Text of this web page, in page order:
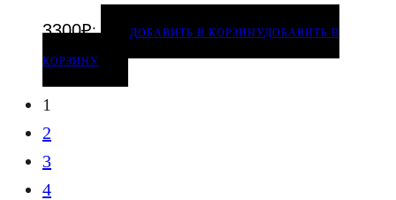
3300₽. ДОБАВИТЬ В КОРЗИНУДОБАВИТЬ В
КОРЗИНУ
1
2
3
4